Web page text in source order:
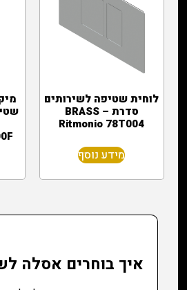
לוחית שטיפה לשירותים
סדרת BRASS –
Ritmonio 78T004
מידע נוסף
איך בוחרים אסלה